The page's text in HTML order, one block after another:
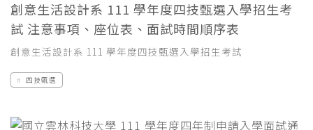
創意生活設計系 111 學年度四技甄選入學招生考
試 注意事項、座位表、面試時間順序表
創意生活設計系 111 學年度四技甄選入學招生考試
四技甄選